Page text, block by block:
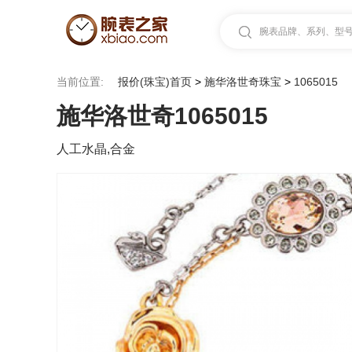
腕表品牌、系列、型
当前位置: 报价(珠宝)首页 > 施华洛世奇珠宝 > 1065015
施华洛世奇1065015
人工水晶,合金